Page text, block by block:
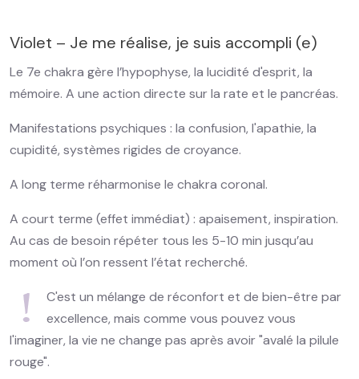
Violet – Je me réalise, je suis accompli (e)
Le 7e chakra gère l’hypophyse, la lucidité d'esprit, la
mémoire. A une action directe sur la rate et le pancréas.
Manifestations psychiques : la confusion, l'apathie, la
cupidité, systèmes rigides de croyance.
A long terme réharmonise le chakra coronal.
A court terme (effet immédiat) : apaisement, inspiration.
Au cas de besoin répéter tous les 5-10 min jusqu’au
moment où l’on ressent l’état recherché.
C'est un mélange de réconfort et de bien-être par
excellence, mais comme vous pouvez vous
l'imaginer, la vie ne change pas après avoir "avalé la pilule
rouge".